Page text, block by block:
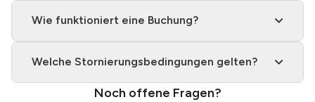
Wie funktioniert eine Buchung?
Welche Stornierungsbedingungen gelten?
Noch offene Fragen?